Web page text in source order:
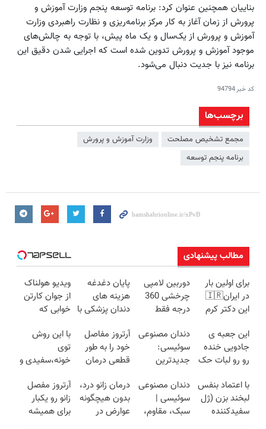
بناییان همچنین عنوان کرد: برنامه توسعه پنجم وزارت آموزش و
پرورش از زمان آغاز به کار مرکز برنامه‌ریزی‌ و نظارت راهبردی وزارت
آموزش و پرورش از یک‌سال و یک ماه پیش، با توجه به چالش‌های
موجود آموزش و پرورش تدوین شده است که اجرایی شدن دقیق این
برنامه نیز با جدیت دنبال می‌شود.
کد خبر94794
برچسب‌ها
مجمع تشخیص مصلحت
وزارت آموزش و پرورش
برنامه پنجم توسعه
مطالب پیشنهادی
برای اولین بار
در ایران🇮🇷
این دکتر کرم
روزه ساخت!
دوربین لامپی
چرخشی 360
درجه فقط
🔥 پرداخت
درب منزل
پایان دغدغه
هزینه های
دندان پزشکی با
کننده خانگی
ویدیو هولناک
از جوان کارتن
خوابی که
آموزش رایگان
این جعبه ی
جادویی خنده
رو رو لبات حک
خرید40%تخفیف
دندان مصنوعی
سوئیسی:
جدیدترین
سبک و مقاوم |
پرداخت قسطی
آرتروز مفاصل
خود را به طور
قطعی درمان
◗پرسش‌نامه◖
با این روش
توی
خونه،سفیدی و
برگردون
(40%off)
با اعتماد بنفس
لبخند بزن (ژل
سفیدکننده
دندان مصنوعی
سوئیسی |
سبک، مقاوم،
درمان زانو درد،
بدون هیچگونه
عوارض در
آرتروز مفصل
زانو رو یکبار
برای همیشه